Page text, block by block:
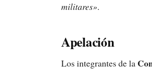
militares».
Apelación
Los integrantes de la